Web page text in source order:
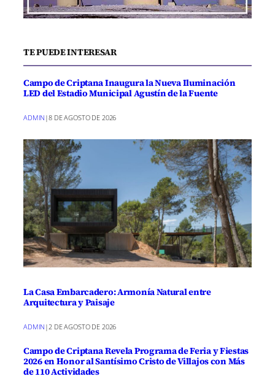
TE PUEDE INTERESAR
Campo de Criptana Inaugura la Nueva Iluminación
LED del Estadio Municipal Agustín de la Fuente
ADMIN |8 DE AGOSTO DE 2026
La Casa Embarcadero: Armonía Natural entre
Arquitectura y Paisaje
ADMIN | 2 DE AGOSTO DE 2026
Campo de Criptana Revela Programa de Feria y Fiestas
2026 en Honor al Santísimo Cristo de Villajos con Más
de 110 Actividades